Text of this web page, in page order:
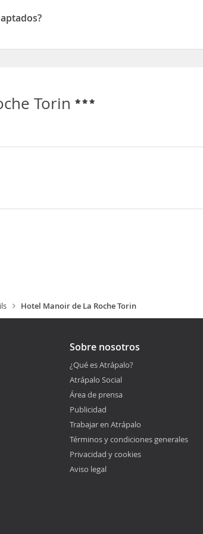
Torin
Hotel Manoir de La Roche Torin
Sobre nosotros
¿Qué es Atrápalo?
Atrápalo Social
Área de prensa
Publicidad
Trabajar en Atrápalo
Términos y condiciones generales
Privacidad y cookies
Aviso legal